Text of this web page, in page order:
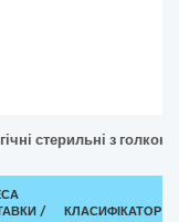
стерильні з
/
КЛАСИФІКАТОР